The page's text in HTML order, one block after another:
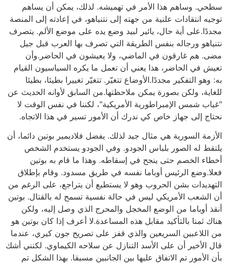
سطحي. وساهم هذا الأمر في تهميشه. لذلك، يمكن أن يساهم
توجيه انتقادات علنية من جهته إلى نتنياهو، في إعادته إلى المنصة
مجددًا.على أية حال، يائير لبيد وضع يده على موضع الألم. يتصرف
نتنياهو ورجاله بنفس الطريقة التي تصرف بها العرب قبل جيل
مضى. هم غارقون في الماضي، ولا يعيشون في الحاضر.وأن
تعيش في الحاضر، هذا يعني أن تعمل ما يكره السياسيون القيام
به: وهو التفكير مجددًا.الأوضاع تتغيّر. تتغيّر تغييرا بطيئا، بطيئا
للغاية، ولكن بصورة يمكن ملاحظتها.من السابق لأوانه الحديث عن
"غياب شمس الإمبراطورية الأمريكية"، لكننا في نفس الوقت لا
نحتاج إلى جهاز خاص كي ندرك أن الأمور تسير في هذا الاتجاه.
الأزمة السورية هي مثال جيد لذلك. يفضل فلاديمير بوتين دائما، أن
يلتقط له الصور بلباس الجودو. وفي الجودو يستخدم الشخص
أخطاء الخصم حتى ينجح في إسقاطه. وهذا ما قام به بوتين
فعلا.وضع الرئيس أوباما نفسه في طريق مسدود. وقام بإطلاق
التهديدات بشن الحروب وهو لا يستطيع أن يتراجع، على الرغم من
أن الشعب الأمريكي ليس في حالة نفسية تسمح له بالقتال. بوتين
أنقذ أوباما من الوضع المخجل والمحرج الذي وصل إليه، ولكن
هناك ثمنا بالتأكيد مقابل هذه المساعدة.لا أعرف إذا كان بوتين هو
من اللاعبين السريعين والذي قفز على تصريح جون كيري، عندما
قال الأخير أن على الأسد التنازل عن سلاحه الكيماوي. لكنني أشك
بأن الأمور تم الاتفاق عليها بين الجانبين مسبقا. بهذا الشكل تم